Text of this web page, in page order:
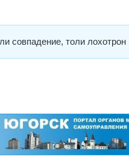
совпадение, толи лохотрон